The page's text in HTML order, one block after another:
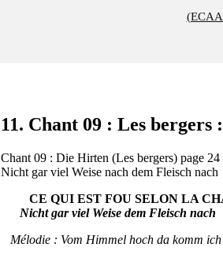
11. Chant 09 : Les
Chant 09 : Die Hirten (Les bergers) page 24
Nicht gar viel Weise nach dem Fleisch nach
CE QUI EST FOU SELON LA
Nicht gar viel Weise dem Fleisch nach
Mélodie : Vom Himmel hoch da komm